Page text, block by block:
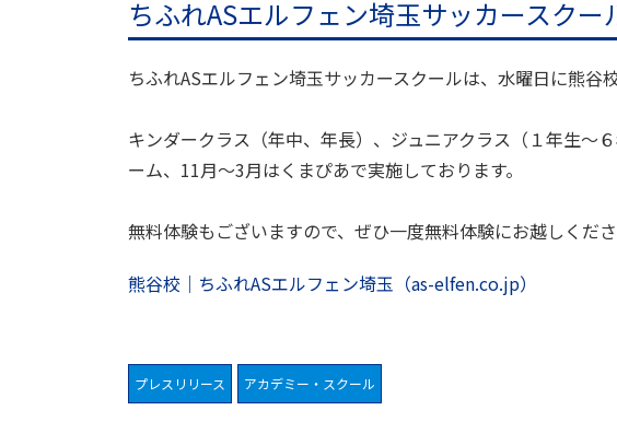
ちふれASエルフェン埼玉サッカースクー
ちふれASエルフェン埼玉サッカースクールは、水曜日に熊谷
キンダークラス（年中、年長）、ジュニアクラス（１年生～
ーム、11月～3月はくまぴあで実施しております。
無料体験もございますので、ぜひ一度無料体験にお越しくださ
熊谷校｜ちふれASエルフェン埼玉（as-elfen.co.jp）
プレスリリース アカデミー・スクール